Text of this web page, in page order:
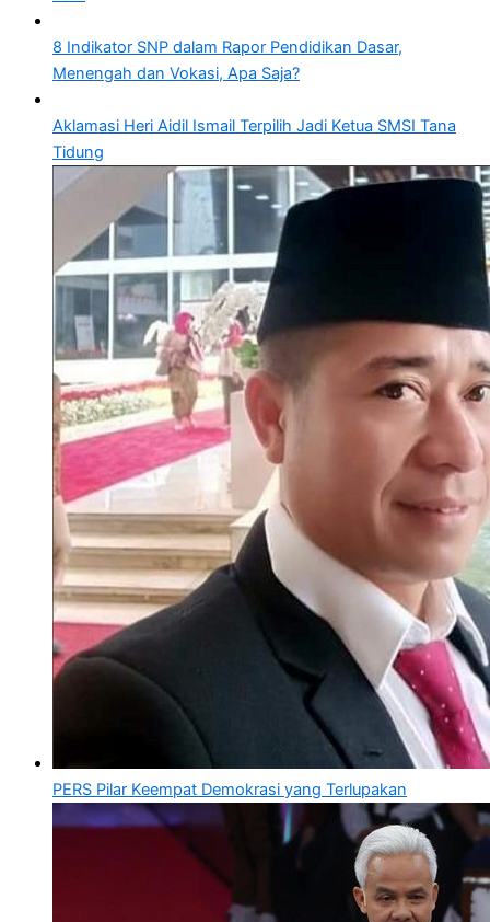
8 Indikator SNP dalam Rapor Pendidikan Dasar,
Menengah dan Vokasi, Apa Saja?
Aklamasi Heri Aidil Ismail Terpilih Jadi Ketua SMSI Tana
Tidung
PERS Pilar Keempat Demokrasi yang Terlupakan